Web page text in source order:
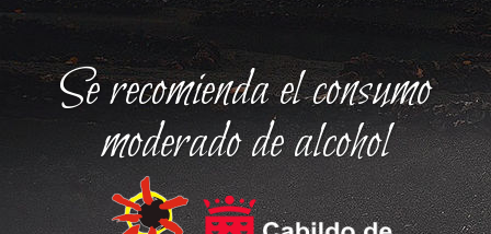
Se recomienda el consumo
moderado de alcohol